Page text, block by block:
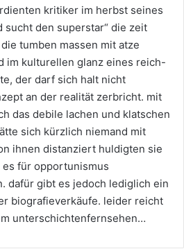
kritiker im herbst seines
sucht den superstar“ die zeit
tumben massen mit atze
im kulturellen glanz eines reich-
der darf sich halt nicht
an der realität zerbricht. mit
das debile lachen und klatschen
sich kürzlich niemand mit
ihnen distanziert huldigten sie
für opportunismus
dafür gibt es jedoch lediglich ein
biografieverkäufe. leider reicht
unterschichtenfernsehen…